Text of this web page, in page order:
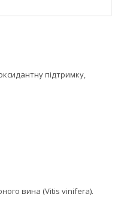
підтримку,
вина (Vitis vinifera).